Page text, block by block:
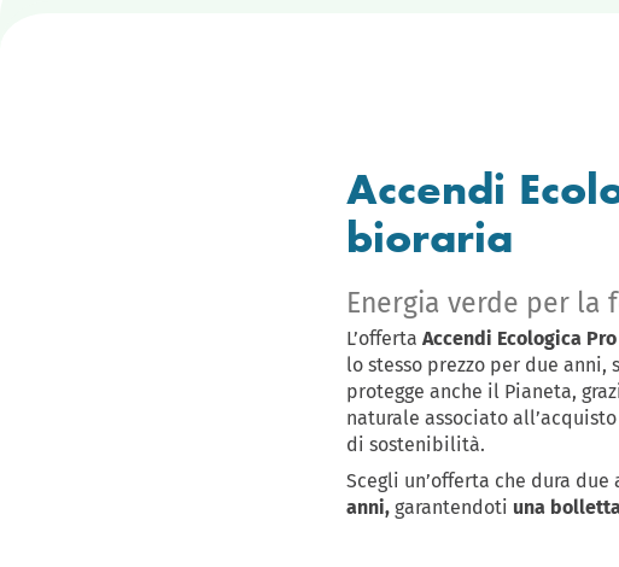
Accendi
bioraria
Energia verde per la
L’offerta Accendi Ecologica Pro
lo stesso prezzo per due
protegge anche il Pianeta,
naturale associato
di sostenibilità.
Scegli un’offerta che dura due
anni, garantendoti una